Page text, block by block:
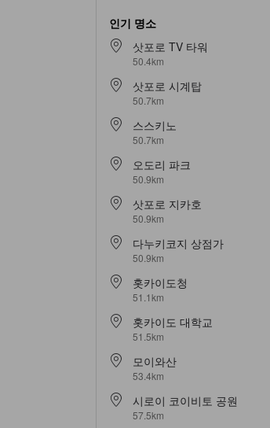
인기 명소
삿포로 TV 타워
50.4km
삿포로 시계탑
50.7km
스스키노
50.7km
오도리 파크
50.9km
삿포로 지카호
50.9km
다누키코지 상점가
50.9km
홋카이도청
51.1km
홋카이도 대학교
51.5km
모이와산
53.4km
시로이 코이비토 공원
57.5km